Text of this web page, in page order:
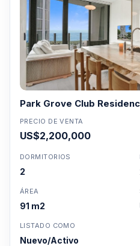
Park Grove Club
PRECIO DE VENTA
US$2,200,000
DORMITORIOS
2
ÁREA
91 m2
LISTADO COMO
Nuevo/Activo